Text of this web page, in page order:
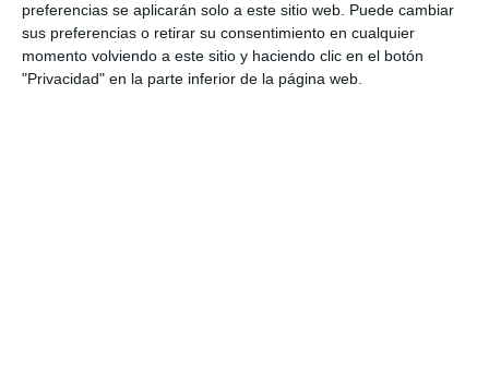
preferencias se aplicarán solo a este sitio web. Puede cambiar
sus preferencias o retirar su consentimiento en cualquier
momento volviendo a este sitio y haciendo clic en el botón
"Privacidad" en la parte inferior de la página web.